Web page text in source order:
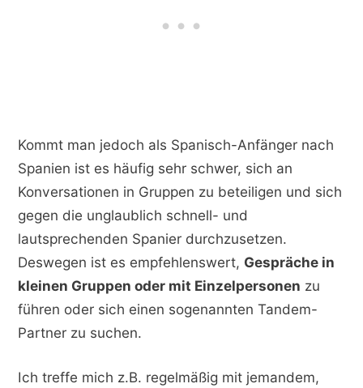
Kommt man jedoch als Spanisch-Anfänger nach
Spanien ist es häufig sehr schwer, sich an
Konversationen in Gruppen zu beteiligen und sich
gegen die unglaublich schnell- und
lautsprechenden Spanier durchzusetzen.
Deswegen ist es empfehlenswert, Gespräche in
kleinen Gruppen oder mit Einzelpersonen zu
führen oder sich einen sogenannten Tandem-
Partner zu suchen.
Ich treffe mich z.B. regelmäßig mit jemandem,